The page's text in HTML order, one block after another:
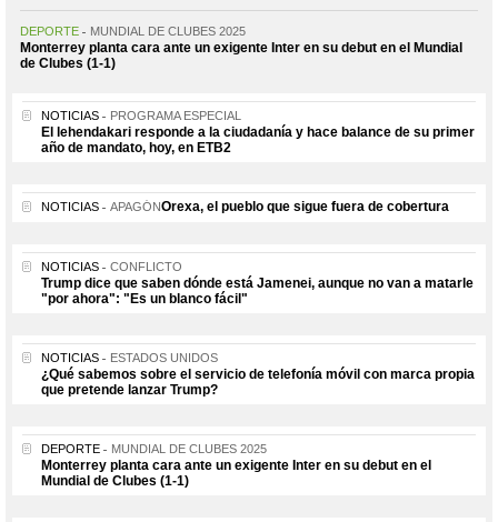
DEPORTE MUNDIAL DE CLUBES 2025
Monterrey planta cara ante un exigente Inter en su debut en el Mundial
de Clubes (1-1)
NOTICIAS PROGRAMA ESPECIAL
El lehendakari responde a la ciudadanía y hace balance de su primer
año de mandato, hoy, en ETB2
NOTICIAS APAGÓNOrexa, el pueblo que sigue fuera de cobertura
NOTICIAS CONFLICTO
Trump dice que saben dónde está Jamenei, aunque no van a matarle
"por ahora": "Es un blanco fácil"
NOTICIAS ESTADOS UNIDOS
¿Qué sabemos sobre el servicio de telefonía móvil con marca propia
que pretende lanzar Trump?
DEPORTE MUNDIAL DE CLUBES 2025
Monterrey planta cara ante un exigente Inter en su debut en el
Mundial de Clubes (1-1)